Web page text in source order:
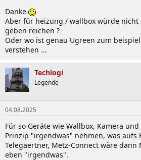
und allen Formen und Farben.
Danke
Aber für heizung / wallbox würde
geben reichen ?
Oder wo ist genau Ugreen zum
verstehen ...
Techlogi
Legende
04.08.2025
Für so Geräte wie Wallbox, Kamera
Prinzip "irgendwas" nehmen, was aufs
Telegaertner, Metz-Connect wäre dann
eben "irgendwas".